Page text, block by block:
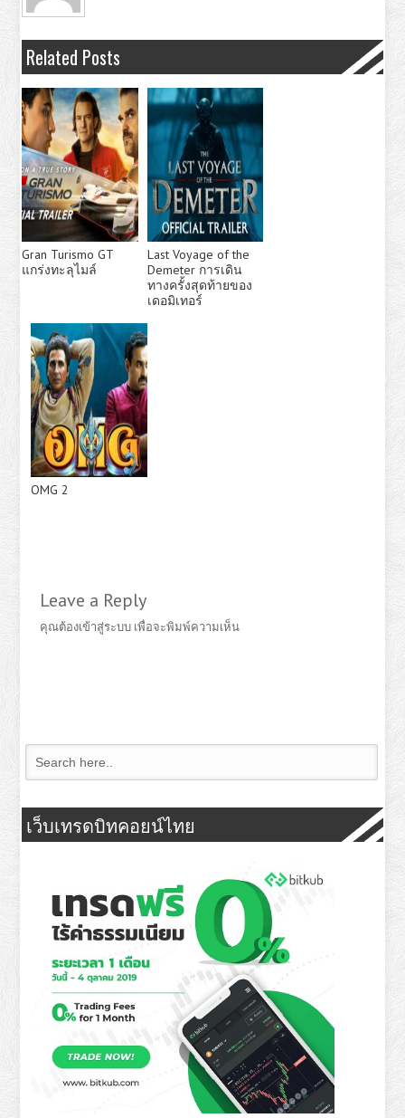
Related Posts
Gran Turismo GT
แกร่งทะลุไมล์
Last Voyage of the
Demeter การเดิน
ทางครั้งสุดท้ายของ
เดอมิเทอร์
OMG 2
Leave a Reply
คุณต้องเข้าสู่ระบบ เพื่อจะพิมพ์ความเห็น
เว็บเทรดบิทคอยน์ไทย